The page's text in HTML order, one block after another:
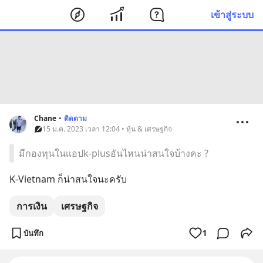
เข้าสู่ระบบ
Chane • ติดตาม
15 ม.ค. 2023 เวลา 12:04 • หุ้น & เศรษฐกิจ
มีกองทุนในเเอปk-plusอันไหนน่าสนใจบ้างคะ ?
K-Vietnam ก็น่าสนใจนะครับ
การเงิน เศรษฐกิจ
บันทึก 1